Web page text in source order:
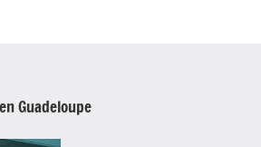
Guadeloupe